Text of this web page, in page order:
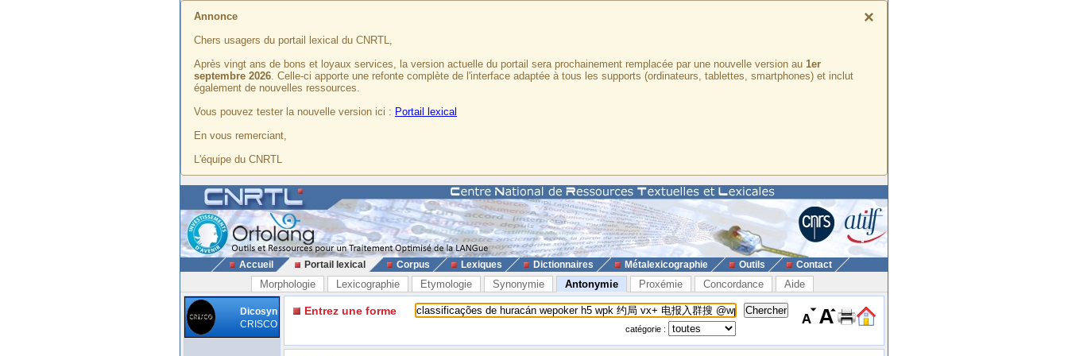
×
Annonce
Chers usagers du portail lexical du CNRTL,
Après vingt ans de bons et loyaux services, la version actuelle du portail sera prochainement remplacée par une nouvelle version au 1er
septembre 2026. Celle-ci apporte une refonte complète de l'interface adaptée à tous les supports (ordinateurs, tablettes, smartphones) et inclut
également de nouvelles ressources.
Vous pouvez tester la nouvelle version ici : Portail lexical
En vous remerciant,
L'équipe du CNRTL
Accueil Portail lexical Corpus Lexiques Dictionnaires Métalexicographie Outils Contact
Morphologie Lexicographie Etymologie Synonymie Antonymie Proxémie Concordance Aide
Dicosyn
CRISCO
Entrez une forme
catégorie :